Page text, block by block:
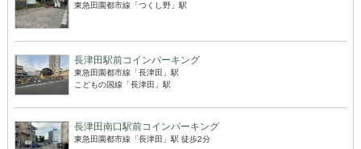
東急田園都市線「つくし野」駅
長津田駅前コインパーキング
東急田園都市線「長津田」駅
こどもの国線「長津田」駅
長津田南口駅前コインパーキング
東急田園都市線「長津田」駅 徒歩2分